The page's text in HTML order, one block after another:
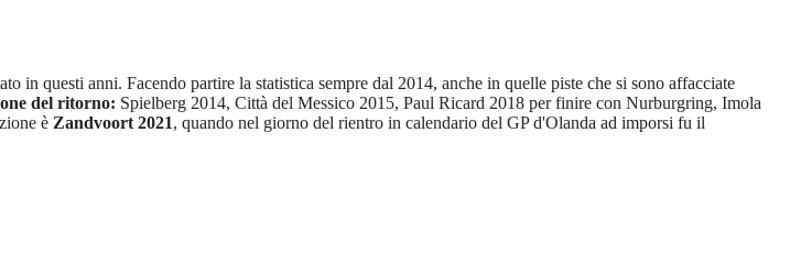
questi anni. Facendo partire la statistica sempre dal 2014, anche in quelle piste che si sono affacciate
del ritorno: Spielberg 2014, Città del Messico 2015, Paul Ricard 2018 per finire con Nurburgring, Imola
è Zandvoort 2021, quando nel giorno del rientro in calendario del GP d'Olanda ad imporsi fu il